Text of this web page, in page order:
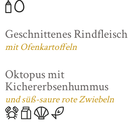
Geschnittenes Rindfleisch
mit Ofenkartoffeln
Oktopus mit
Kichererbsenhummus
und süß-saure rote Zwiebeln